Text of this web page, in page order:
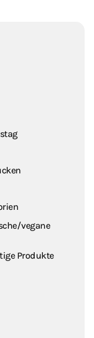
/ vegane
Produkte